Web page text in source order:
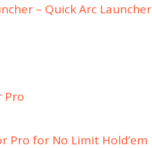
– Quick Arc Launcher
Pro
Pro for No Limit Hold’em